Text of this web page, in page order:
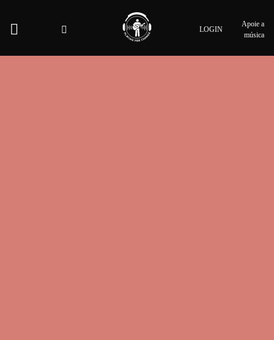
LOGIN
Apoie a
música